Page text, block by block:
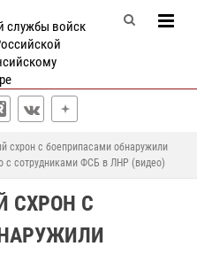
службы войск
схрон с боеприпасами обнаружили
с сотрудниками ФСБ в ЛНР (видео)
СХРОН С